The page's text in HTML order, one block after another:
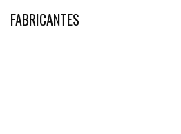
FABRICANTES